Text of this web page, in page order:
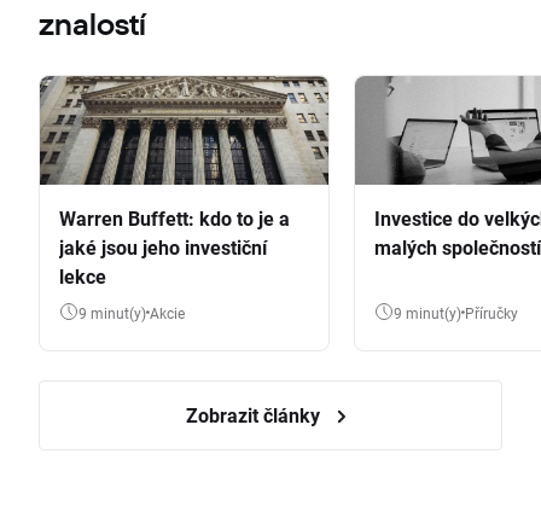
znalostí
Warren Buffett: kdo to je a
jaké jsou jeho investiční
lekce
9 minut(y) Akcie
Investice do
malých společností
9 minut(y) Příručky
Zobrazit články